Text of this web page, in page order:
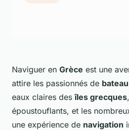
Naviguer en Grèce est une
attire les passionnés de bateau
eaux claires desîles grecques
époustouflants, et les
une expérience de navigation